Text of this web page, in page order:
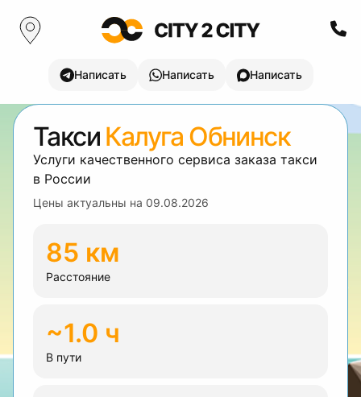
Написать Написать Написать
Такси Калуга Обнинск
Услуги качественного сервиса заказа такси
в России
Цены актуальны на 09.08.2026
85 км
Расстояние
~1.0 ч
В пути